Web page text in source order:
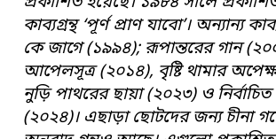
কাব্যগ্রন্থ ‘পূর্ণ প্রাণ যাবো’। অন্যান্য
কে জাগে (১৯৯৪); রূপান্তরের গান
আপেলসূত্র (২০১৪), বৃষ্টি থামার
নুড়ি পাথরের ছায়া (২০২৩) ও
(২০২৪)। এছাড়া ছোটদের জন্য চীনা